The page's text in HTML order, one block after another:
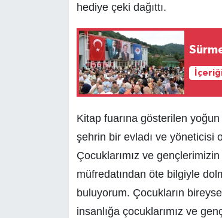
hediye çeki dağıttı.
Kitap fuarına gösterilen
şehrin bir evladı ve yöneticisi
Çocuklarımız ve
müfredatından öte bilgiyle
buluyorum. Çocukların
insanlığa çocuklarımız ve